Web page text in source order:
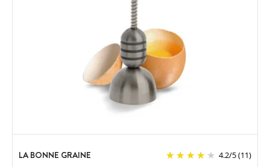
LA BONNE GRAINE 4.2/5(11)